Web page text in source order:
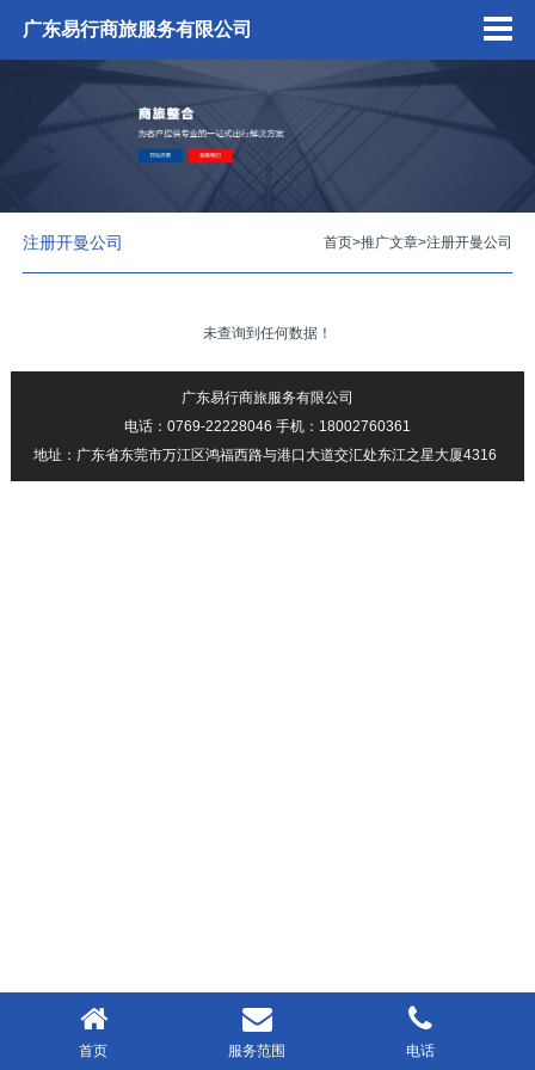
广东易行商旅服务有限公司
注册开曼公司 首页>推广文章>注册开曼公司
未查询到任何数据！
广东易行商旅服务有限公司
电话：0769-22228046 手机：18002760361
地址：广东省东莞市万江区鸿福西路与港口大道交汇处东江之星大厦4316
首页 服务范围 电话